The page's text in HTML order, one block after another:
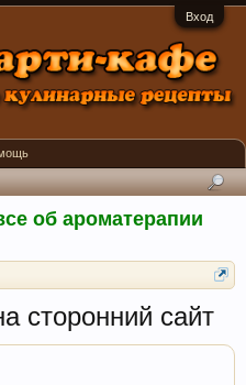
Вход
об ароматерапии
сторонний сайт